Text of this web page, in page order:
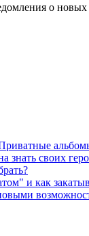
о
знать своих
и как